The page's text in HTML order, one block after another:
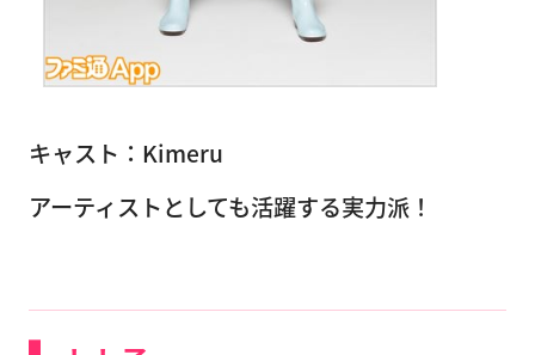
キャスト：Kimeru
アーティストとしても活躍する実力派！